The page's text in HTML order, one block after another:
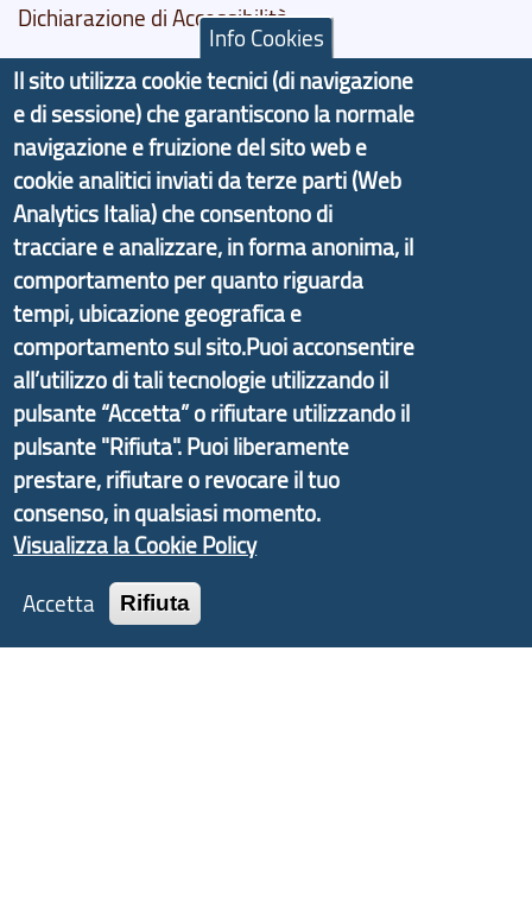
Dichiarazione di Accessibilità
Il progetto Aree Interne
Il portale di marketing territoriale e sviluppo locale
di Genova Città Metropolitana si è sviluppato a
partire dal progetto nazionale Aree Interne
promosso dal Dipartimento per lo Sviluppo
Economico e finalizzato al rilancio socio-economico
delle valli dell’entroterra. In particolare fornisce
informazioni ed aggiornamenti sullaStrategia
d'Area Antola-Tigullio, in collaborazione con Regione
Liguria ed ANCI Liguria.
Copyright © 2017 Città metropolitana di Genova |
CF: 80007350103
Info Cookies
Il sito utilizza cookie tecnici (di navigazione
e di sessione) che garantiscono la normale
navigazione e fruizione del sito web e
cookie analitici inviati da terze parti (Web
Analytics Italia) che consentono di
tracciare e analizzare, in forma anonima, il
comportamento per quanto riguarda
tempi, ubicazione geografica e
comportamento sul sito.Puoi acconsentire
all’utilizzo di tali tecnologie utilizzando il
pulsante “Accetta” o rifiutare utilizzando il
pulsante "Rifiuta". Puoi liberamente
prestare, rifiutare o revocare il tuo
consenso, in qualsiasi momento.
Visualizza la Cookie Policy
Accetta
Rifiuta